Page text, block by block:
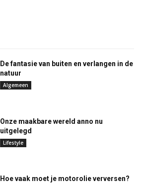
De fantasie van buiten en verlangen in de
natuur
Algemeen
Onze maakbare wereld anno nu
uitgelegd
Lifestyle
Hoe vaak moet je motorolie verversen?